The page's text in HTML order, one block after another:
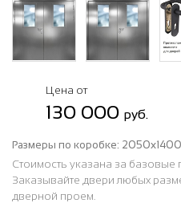
Цена от
130 000 руб.
Размеры по коробке:
Стоимость указана за базовые
Заказывайте двери любых
дверной проем.